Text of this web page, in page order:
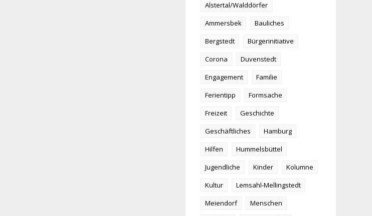
Alstertal/Walddörfer
Ammersbek
Bauliches
Bergstedt
Bürgerinitiative
Corona
Duvenstedt
Engagement
Familie
Ferientipp
Formsache
Freizeit
Geschichte
Geschäftliches
Hamburg
Hilfen
Hummelsbüttel
Jugendliche
Kinder
Kolumne
Kultur
Lemsahl-Mellingstedt
Meiendorf
Menschen